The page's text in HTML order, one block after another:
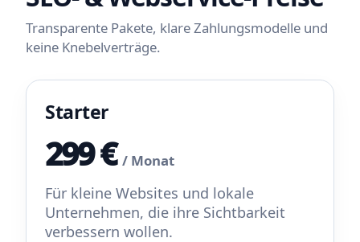
Transparente Pakete, klare Zahlungsmodelle und
keine Knebelverträge.
Starter
299 €/ Monat
Für kleine Websites und lokale
Unternehmen, die ihre Sichtbarkeit
verbessern wollen.